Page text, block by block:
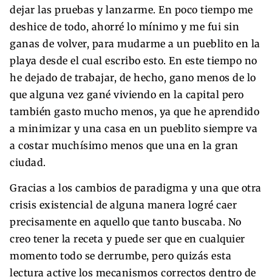
dejar las pruebas y lanzarme. En poco tiempo me
deshice de todo, ahorré lo mínimo y me fui sin
ganas de volver, para mudarme a un pueblito en la
playa desde el cual escribo esto. En este tiempo no
he dejado de trabajar, de hecho, gano menos de lo
que alguna vez gané viviendo en la capital pero
también gasto mucho menos, ya que he aprendido
a minimizar y una casa en un pueblito siempre va
a costar muchísimo menos que una en la gran
ciudad.
Gracias a los cambios de paradigma y una que otra
crisis existencial de alguna manera logré caer
precisamente en aquello que tanto buscaba. No
creo tener la receta y puede ser que en cualquier
momento todo se derrumbe, pero quizás esta
lectura active los mecanismos correctos dentro de